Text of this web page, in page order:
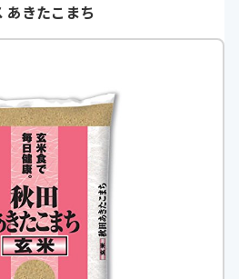
monita.online
あきたこまち